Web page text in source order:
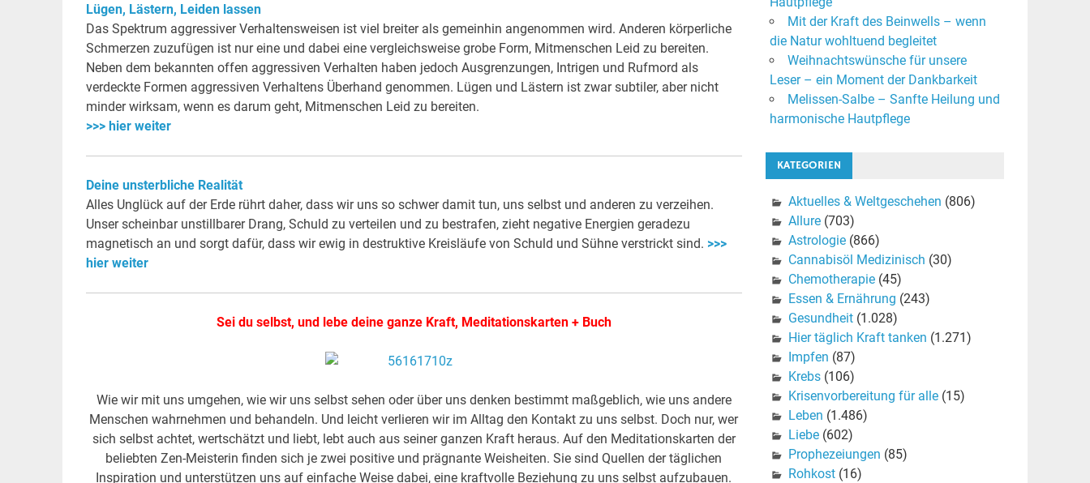
Lügen, Lästern, Leiden lassen
Das Spektrum aggressiver Verhaltensweisen ist viel breiter als gemeinhin angenommen wird. Anderen körperliche
Schmerzen zuzufügen ist nur eine und dabei eine vergleichsweise grobe Form, Mitmenschen Leid zu bereiten.
Neben dem bekannten offen aggressiven Verhalten haben jedoch Ausgrenzungen, Intrigen und Rufmord als
verdeckte Formen aggressiven Verhaltens Überhand genommen. Lügen und Lästern ist zwar subtiler, aber nicht
minder wirksam, wenn es darum geht, Mitmenschen Leid zu bereiten.
>>> hier weiter
Deine unsterbliche Realität
Alles Unglück auf der Erde rührt daher, dass wir uns so schwer damit tun, uns selbst und anderen zu verzeihen.
Unser scheinbar unstillbarer Drang, Schuld zu verteilen und zu bestrafen, zieht negative Energien geradezu
magnetisch an und sorgt dafür, dass wir ewig in destruktive Kreisläufe von Schuld und Sühne verstrickt sind. >>>
hier weiter
Sei du selbst, und lebe deine ganze Kraft, Meditationskarten + Buch
Wie wir mit uns umgehen, wie wir uns selbst sehen oder über uns denken bestimmt maßgeblich, wie uns andere
Menschen wahrnehmen und behandeln. Und leicht verlieren wir im Alltag den Kontakt zu uns selbst. Doch nur, wer
sich selbst achtet, wertschätzt und liebt, lebt auch aus seiner ganzen Kraft heraus. Auf den Meditationskarten der
beliebten Zen-Meisterin finden sich je zwei positive und prägnante Weisheiten. Sie sind Quellen der täglichen
Inspiration und unterstützen uns auf einfache Weise dabei, eine kraftvolle Beziehung zu uns selbst aufzubauen.
Mit der Kraft des Beinwells – wenn
die Natur wohltuend begleitet
Weihnachtswünsche für unsere
Leser – ein Moment der Dankbarkeit
Melissen-Salbe – Sanfte Heilung und
harmonische Hautpflege
KATEGORIEN
Aktuelles & Weltgeschehen (806)
Allure(703)
Astrologie(866)
Cannabisöl Medizinisch (30)
Chemotherapie(45)
Essen & Ernährung (243)
Gesundheit(1.028)
Hier täglich Kraft tanken (1.271)
Impfen (87)
Krebs(106)
Krisenvorbereitung für alle(15)
Leben (1.486)
Liebe(602)
Prophezeiungen (85)
Rohkost(16)